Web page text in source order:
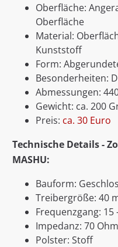
Oberfläche:
Oberfläche
Material:
Kunststoff
Form:
Besonderheiten:
Abmessungen:
Gewicht: ca. 200
Preis: ca. 30 Euro
Technische Details -
MASHU:
Bauform:
Treibergröße: 40
Frequenzgang: 15
Impedanz: 70 Ohm
Polster: Stoff